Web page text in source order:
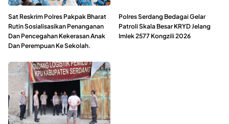
Sat Reskrim Polres Pakpak Bharat
Rutin Sosialisasikan Penanganan
Dan Pencegahan Kekerasan Anak
Dan Perempuan Ke Sekolah.
Polres Serdang Bedagai Gelar
Patroli Skala Besar KRYD Jelang
Imlek 2577 Kongzili 2026